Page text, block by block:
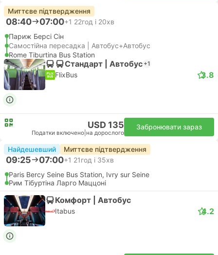
Миттєве підтвердження
08:40 07:00+1 22год і 20хв
Париж Берсі Сін
Самостійна пересадка | Автобус+Автобус
Rome Tiburtina Bus Station
Стандарт | Автобус +1
FlixBus 3.8
USD 135
Податки включено на дорослого
Забронювати зараз
Найдешевший Миттєве підтвердження
09:25 07:00+1 21год і 35хв
Paris Bercy Seine Bus Station, Ivry sur Seine
Рим Тібуртіна Ларго Маццоні
Комфорт | Автобус
Itabus 4.2